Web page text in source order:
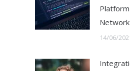
Network
14/06/